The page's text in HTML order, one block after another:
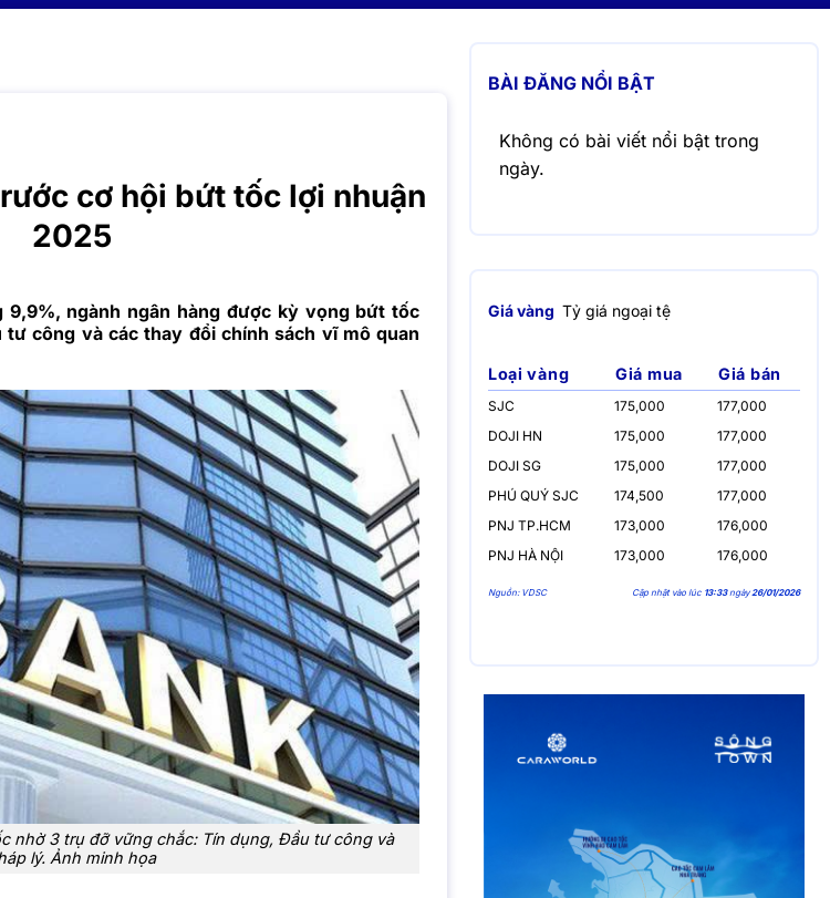
cơ hội bứt tốc lợi nhuận
2025
9,9%, ngành ngân hàng được kỳ vọng bứt tốc
công và các thay đổi chính sách vĩ mô quan
nhờ 3 trụ đỡ vững chắc: Tín dụng, Đầu tư công và
lý. Ảnh minh họa
BÀI ĐĂNG NỔI BẬT
Không có bài viết nổi bật trong
ngày.
Giá vàng Tỷ giá ngoại tệ
Loại vàng Giá mua Giá bán
SJC 175,000
177,000
DOJI HN
175,000
177,000
DOJI SG
175,000
177,000
PHÚ QUÝ SJC
174,500
177,000
PNJ TP.HCM
173,000
176,000
PNJ HÀ NỘI
173,000 176,000
Nguồn: VDSC Cập nhật vào lúc 13:33ngày26/01/2026